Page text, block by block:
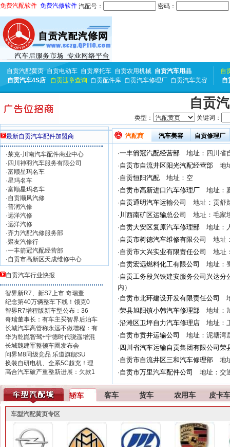
免费汽配软件 免费汽修软件 汽配号： 密码：
自贡汽配黄页 自贡电动车 自贡摩托车 自贡农用机械 自贡汽车用品
自贡汽车4S店
自贡违章查询 自贡配件库 自贡汽车修理厂 自贡汽车美容
自
自
自贡
类型： 关键词：
最新自贡汽车配件加盟商
·莱克·川南汽车配件商业中心
· 四川神羽汽车服务有限公司
·富顺星玛名车
·星玛名车
·富顺星玛名车
·自贡顺风汽修
·普润汽修
·远洋汽修
·远洋汽修
·齐力汽配汽修服务部
·聚友汽修行
·一丰箭冠汽配经营部
·自贡市高新区天成维修中心
自贡汽车行业快报
智界新R7、新S7上市 奇瑞董
纪念第40万辆整车下线！领克0
智界R7增程版新车型公布：36
奇瑞董事长：有车主买智界后泊车
长城汽车高管称永远不做增程：有
华为乾崑智驾+宁德时代骁遥增混
长城魏建军整顿车圈发布会
问界M8同级竞品 乐道旗舰SU
换装自研电机、全系5C超充！理
高合汽车破产重整新进展：欠款1
汽配商 汽车美容 自贡修理厂
·一丰箭冠汽配经营部 地址：四川省
·自贡市自流井区阳光汽配经营部 地
·自贡恒阳汽配 地址：空
·自贡市高新进口汽车修理厂 地址：
·自贡通明汽车运输公司
地址：贡舒
· 川西南矿区运输总公司
地址：毛家
·自贡大安区复原汽车修理部 地址：
·自贡市树德汽车维修有限公司
地址
·自贡市大兴实业有限责任公司
地址
·自贡宏远燃料化工有限公司
地址：
·自贡工务段兴铁建安服务公司兴达分
内）
·自贡市北环建设开发有限责任公司
·荣县旭阳镇小韩汽车修理部 地址：
·沿滩区卫坪自力汽车修理店 地址：
·自贡市贡井运输公司
地址：泥塘湾
·四川省汽车运输自贡集团有限公司荣
·自贡市自流井区三和汽车修理部 地
·自贡市万里汽车配件公司 地址：交
轿车 客车 货车 农用车 皮卡车
车型汽配黄页专区